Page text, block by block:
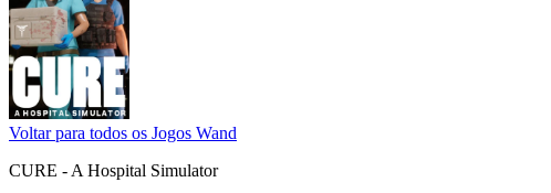
Voltar para todos os Jogos Wand
CURE - A Hospital Simulator